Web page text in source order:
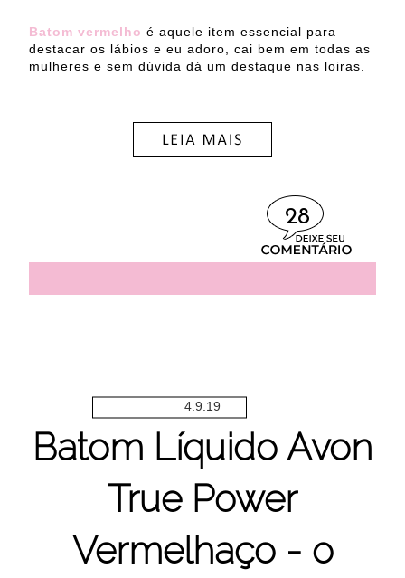
Batom vermelho é aquele item essencial para
destacar os lábios e eu adoro, cai bem em todas as
mulheres e sem dúvida dá um destaque nas loiras.
28
4.9.19
Batom Líquido Avon
True Power
Vermelhaço - o